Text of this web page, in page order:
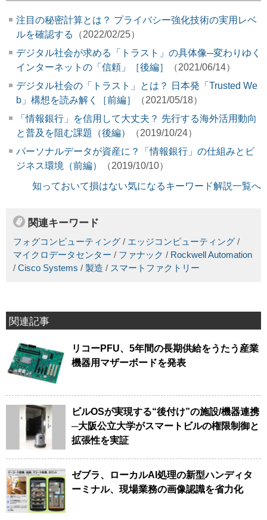
注目の秘密計算とは？ プライバシー強化技術の実用レベ
ルを確認する
（2022/02/25）
デジタル社会が求める「トラスト」の具体像─変わりゆく
インターネットの「信頼」［後編］
（2021/06/14）
デジタル社会の「トラスト」とは？ 日本発「Trusted We
b」構想を読み解く［前編］
（2021/05/18）
「情報銀行」を信用して大丈夫？ 先行する海外活用動向
と普及を阻む課題（後編）
（2019/10/24）
パーソナルデータが資産に？「情報銀行」の仕組みとビ
ジネス環境（前編）
（2019/10/10）
知っておいて損はない気になるキーワード解説一覧へ
関連キーワード
フォグコンピューティング / エッジコンピューティング /
マイクロデータセンター / ファナック / Rockwell Automation
/ Cisco Systems / 製造 / スマートファクトリー
関連記事
リコーPFU、5年間の長期供給をうたう産業
機器用マザーボードを発表
ビルOSが実現する“後付け”の施設/機器連携
─大阪公立大学がスマートビルの権限制御と
拡張性を実証
ゼブラ、ローカルAI処理の新型ハンディタ
ーミナル、現場業務の画像認識を省力化